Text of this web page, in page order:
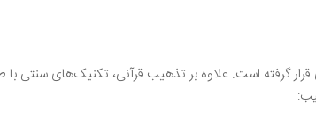
گرفته است. علاوه بر تذهیب قرآنی، تکنیک‌های سنتی با